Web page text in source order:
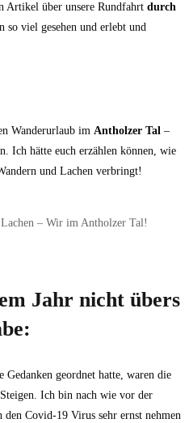
Artikel über unsere Rundfahrt durch
so viel gesehen und erlebt und
Wanderurlaub im Antholzer Tal –
Ich hätte euch erzählen können, wie
und Lachen verbringt!
– Wir im Antholzer Tal!
Jahr nicht übers
geordnet hatte, waren die
Ich bin nach wie vor der
Covid-19 Virus sehr ernst nehmen